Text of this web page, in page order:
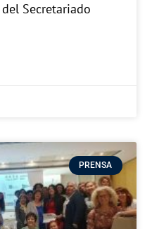
Secretariado
PRENSA